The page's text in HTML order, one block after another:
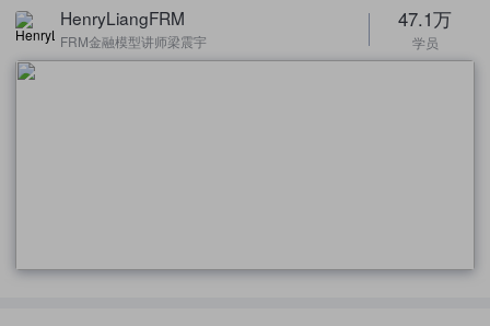
HenryLiangFRM
FRM金融模型讲师梁震宇
47.1万
学员